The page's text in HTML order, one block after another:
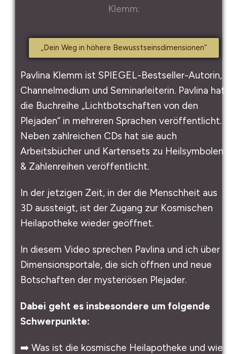
Klemm:
„Dein Weg in höhere Bewusstseinsdimensionen“
Pavlina Klemm ist SPIEGEL-Bestseller-Autorin,
Channelmedium und Seminarleiterin. Pavlina hat
die Buchreihe „Lichtbotschaften von den
Plejaden“ in mehreren Sprachen veröffentlicht.
Neben zahlreichen CDs hat sie auch
Arbeitsbücher und Kartensets zu Heilsymbolen
& Zahlenreihen veröffentlicht.
In der jetzigen Zeit, in der die Menschheit aus
3D aussteigt, ist der Zugang zur Kosmischen
Heilapotheke wieder geöffnet.
In diesem Video sprechen Pavlina und ich über
Dimensionsportale, die sich öffnen und neue
Botschaften der mysteriösen Plejader.
Dabei geht es insbesondere um folgende
Schwerpunkte:
➡️ Was ist die kosmische Heilapotheke und wie